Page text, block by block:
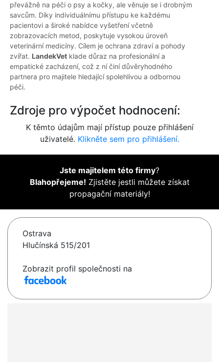
převážně na péči o psy a kočky, ale věnuje se i drobným
savcům. Díky individuálnímu přístupu ke každému
pacientovi a široké nabídce vyšetření včetně
zobrazovacích metod, poskytuje vysokou úroveň
veterinární medicíny. Cílem je ochrana zdraví a pohody
zvířat. LandekVet klade důraz na profesionální a
empatické zacházení, což z ní činí důvěryhodného
partnera pro majitele hledající spolehlivou a odbornou
péči.
Zdroje pro výpočet hodnocení:
K těmto údajům mají přístup pouze přihlášení
uživatelé. Klikněte sem pro přihlášení.
Jste majitelem této firmy?
Blahopřejeme! Zjistěte jestli můžete získat
propagační materiály!
Ostrava
Hlučínská 515/201
Zobrazit profil společnosti na